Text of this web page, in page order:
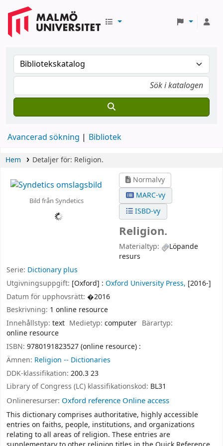
Avancerad sökning Bibliotek
Hem Detaljer för: Religion.
Bild från Syndetics
Normalvy
MARC-vy
ISBD-vy
Religion.
Materialtyp:
Löpande
resurs
Serie: Dictionary plus
Utgivningsuppgift: [Oxford] : Oxford University Press, [2016-]
Datum för upphovsrätt: �2016
Beskrivning: 1 online resource
Innehållstyp: text Medietyp:computer Bärartyp:
online resource
ISBN: 9780191823527 (online resource) :
Ämnen: Religion -- Dictionaries
DDK-klassifikation: 200.3 23
Library of Congress (LC) klassifikationskod: BL31
Onlineresurser: Oxford reference Online access
This dictionary comprises authoritative, highly accessible
entries on faiths, people, institutions, and organizations
relating to all areas of religion. These entries are